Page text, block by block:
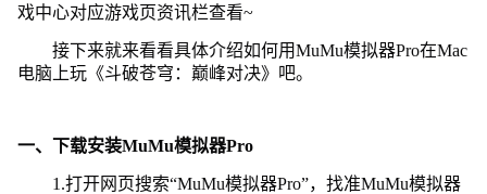
戏中心对应游戏页资讯栏查看~
接下来就来看看具体介绍如何用MuMu模拟器Pro在Mac
电脑上玩《斗破苍穹：巅峰对决》吧。
一、下载安装MuMu模拟器Pro
1.打开网页搜索“MuMu模拟器Pro”，找准MuMu模拟器